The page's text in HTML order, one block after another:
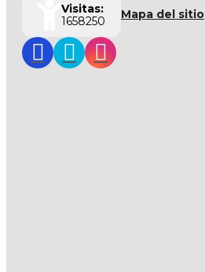
Visitas:
1658250
Mapa del sitio